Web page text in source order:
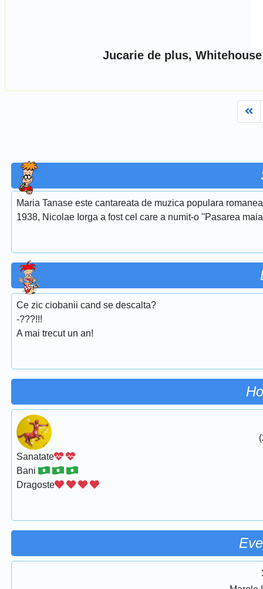
Jucarie de plus,
Maria Tanase este cantareata de muzica populara
1938, Nicolae Iorga a fost cel care a numit-o ''Pasarea
Ce zic ciobanii cand se descalta?
-???!!!
A mai trecut un an!
Sanatate
Bani
Dragoste